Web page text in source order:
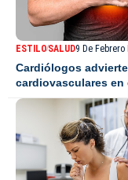
ESTILOSALUD9 De Febrero
Cardiólogos
cardiovasculares